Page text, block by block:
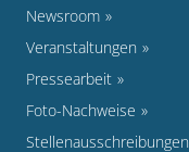
Newsroom
Veranstaltungen
Pressearbeit
Foto-Nachweise
Stellenausschreibungen